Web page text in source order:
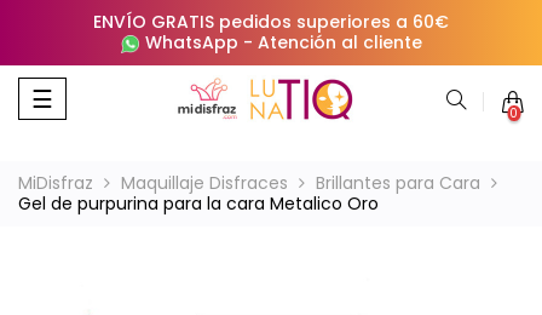
ENVÍO GRATIS pedidos superiores a 60€
WhatsApp - Atención al cliente
Navegación
de
☰ 0
MiDisfraz Maquillaje Disfraces
Brillantes para Cara
Gel de purpurina para la cara Metalico Oro